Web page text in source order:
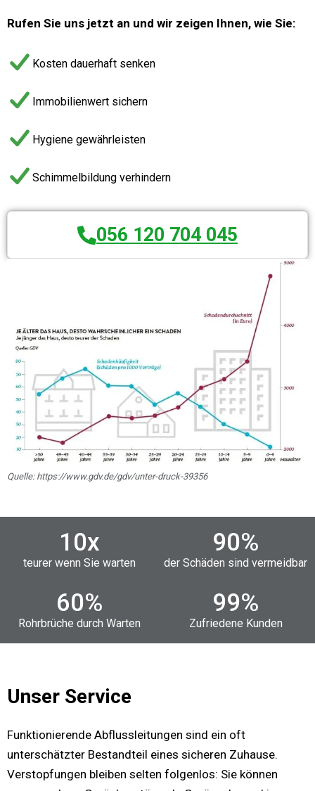
Quelle: https://www.gdv.de/gdv/unter-druck-39356
Rufen Sie uns jetzt an und wir zeigen Ihnen, wie Sie:
Kosten dauerhaft senken
Immobilienwert sichern
Hygiene gewährleisten
Schimmelbildung verhindern
056 120 704 045
10x
teurer wenn Sie warten
90%
der Schäden sind vermeidbar
60%
Rohrbrüche durch Warten
99%
Zufriedene Kunden
Unser Service
Funktionierende Abflussleitungen sind ein oft
unterschätzter Bestandteil eines sicheren Zuhause.
Verstopfungen bleiben selten folgenlos: Sie können